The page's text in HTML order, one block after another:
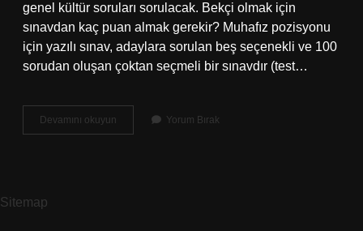
genel kültür soruları sorulacak. Bekçi olmak için
sınavdan kaç puan almak gerekir? Muhafız pozisyonu
için yazılı sınav, adaylara sorulan beş seçenekli ve 100
sorudan oluşan çoktan seçmeli bir sınavdır (test…
Devamını okuyun
Sınavında
Yorum Bırak
Sitemap